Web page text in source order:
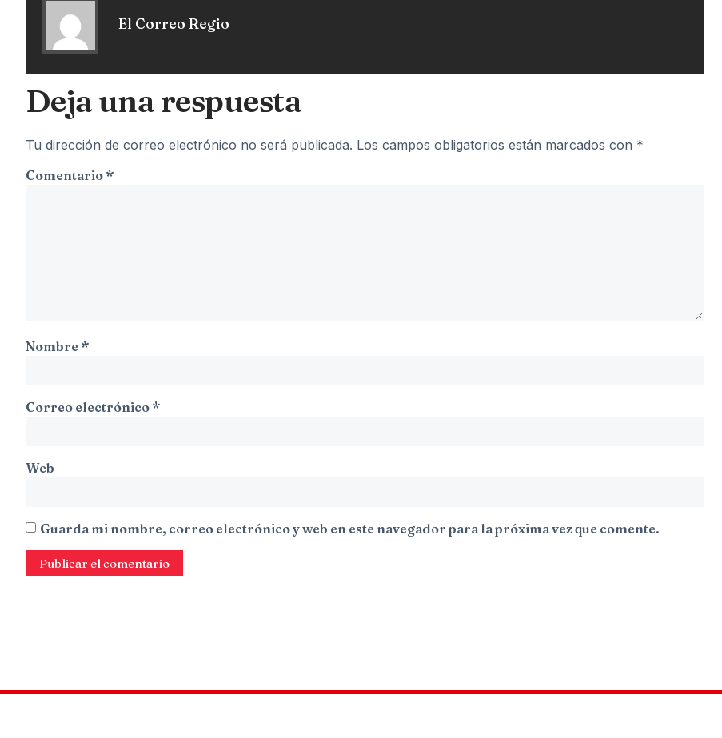
El Correo Regio
Deja una respuesta
Tu dirección de correo electrónico no será publicada. Los campos obligatorios están marcados con *
Comentario *
Nombre *
Correo electrónico *
Web
Guarda mi nombre, correo electrónico y web en este navegador para la próxima vez que comente.